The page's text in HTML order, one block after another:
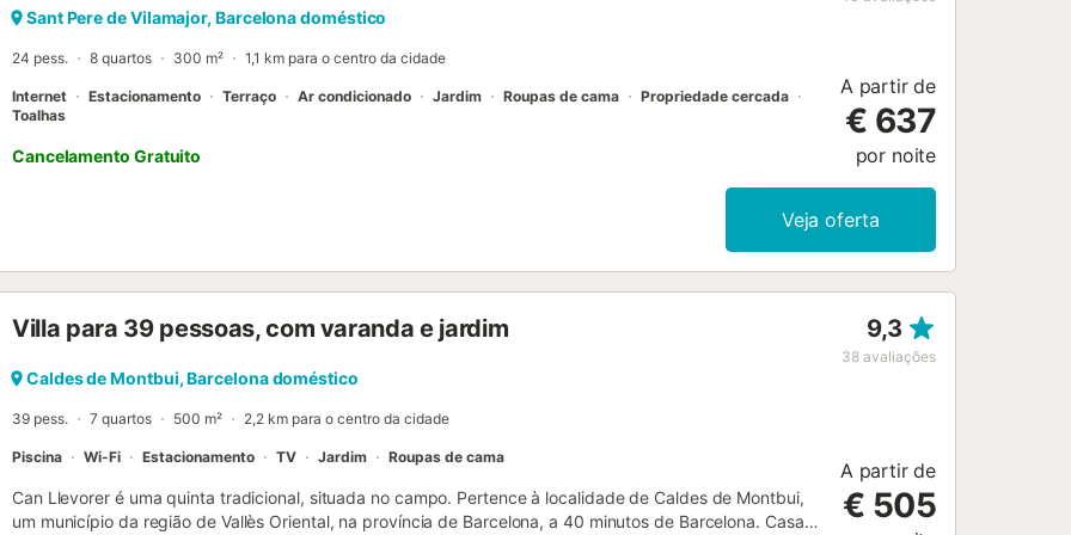
permitidas despedidas de solteiro ou eventos semelhantes. O ar condicionado não está disponível. Os
Sant Pere de Vilamajor, Barcelona doméstico
24 pess. 8 quartos 300 m² 1,1 km para o centro da cidade
Internet Estacionamento Terraço Ar condicionado Jardim Roupas de cama
Propriedade cercada
Toalhas
Cancelamento Gratuito
A partir de
€ 637
por noite
Veja oferta
Villa para 39 pessoas, com varanda e jardim 9,3
38 avaliações
Caldes de Montbui, Barcelona doméstico
39 pess. 7 quartos 500 m² 2,2 km para o centro da cidade
Piscina Wi-Fi Estacionamento TV Jardim Roupas de cama
Can Llevorer é uma quinta tradicional, situada no campo. Pertence à localidade de Caldes de Montbui,
um município da região de Vallès Oriental, na província de Barcelona, a 40 minutos de Barcelona. Casa
A partir de
€ 505